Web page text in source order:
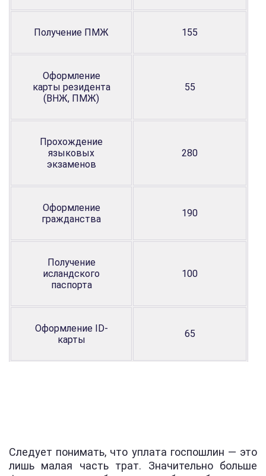
Получение ПМЖ 155
Оформление
карты резидента
(ВНЖ, ПМЖ)
55
Прохождение
языковых
экзаменов
280
Оформление
гражданства
190
Получение
исландского
паспорта
100
Оформление ID-
карты
65
Следует понимать, что уплата госпошлин — это
лишь малая часть трат. Значительно больше